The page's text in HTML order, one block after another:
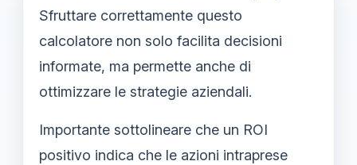
Sfruttare correttamente questo
calcolatore non solo facilita decisioni
informate, ma permette anche di
ottimizzare le strategie aziendali.
Importante sottolineare che un ROI
positivo indica che le azioni intraprese